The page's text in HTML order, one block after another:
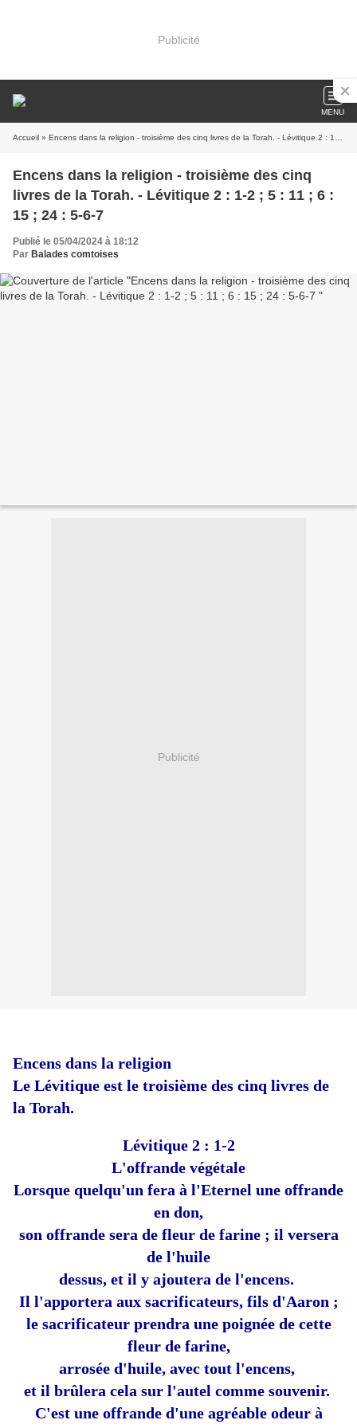
Publicité
MENU
Accueil » Encens dans la religion - troisième des cinq livres de la Torah. - Lévitique 2 : 1-2 ; 5 : 11 ; 6 : 15 ; 24 : 5-6-7
Encens dans la religion - troisième des cinq
livres de la Torah. - Lévitique 2 : 1-2 ; 5 : 11 ; 6 :
15 ; 24 : 5-6-7
Publié le 05/04/2024 à 18:12
Par Balades comtoises
Publicité
Encens dans la religion
Le Lévitique est le troisième des cinq livres de
la Torah.
Lévitique 2 : 1-2
L'offrande végétale
Lorsque quelqu'un fera à l'Eternel une offrande
en don,
son offrande sera de fleur de farine ; il versera
de l'huile
dessus, et il y ajoutera de l'encens.
Il l'apportera aux sacrificateurs, fils d'Aaron ;
le sacrificateur prendra une poignée de cette
fleur de farine,
arrosée d'huile, avec tout l'encens,
et il brûlera cela sur l'autel comme souvenir.
C'est une offrande d'une agréable odeur à